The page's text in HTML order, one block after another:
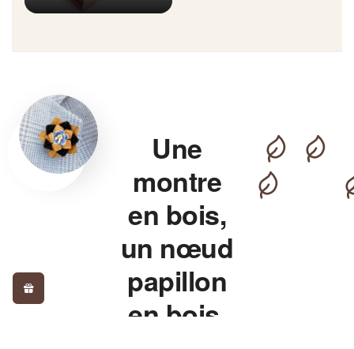
Une
montre
en bois,
un nœud
papillon
en bois,